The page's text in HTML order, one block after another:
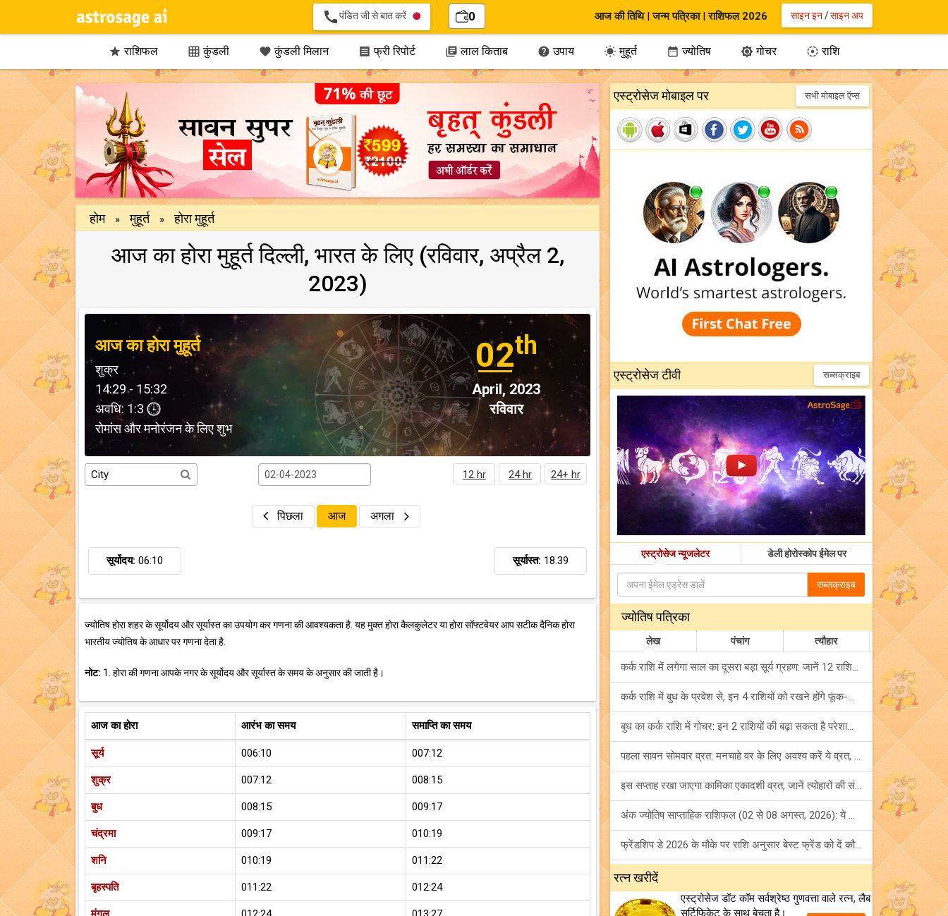
callपंडित जी से बात करें 0 आज की तिथि|जन्म पत्रिका|राशिफल 2026 साइन इन/साइन अप
 राशिफल  कुंडली  कुंडली मिलान  फ्री रिपोर्ट  लाल किताब  उपाय मुहूर्त  ज्योतिष  गोचर  राशि
होम » मुहूर्त » होरा मुहूर्त
आज का होरा मुहूर्त दिल्ली, भारत के लिए (रविवार, अप्रैल 2,
2023)
आज का होरा मुहूर्त
शुक्र
14:29 - 15:32
अवधि: 1:3
रोमांस और मनोरंजन के लिए शुभ
02th
April, 2023
रविवार
12 hr 24 hr 24+ hr
पिछला आज अगला
सूर्योदय: 06:10 सूर्यास्त: 18.39
ज्योतिष होरा शहर के सूर्योदय और सूर्यास्त का उपयोग कर गणना की आवश्यकता है. यह मुक्त होरा कैलकुलेटर या होरा सॉफ्टवेयर आप सटीक दैनिक होरा
भारतीय ज्योतिष के आधार पर गणना देता है.
नोट: 1. होरा की गणना आपके नगर के सूर्योदय और सूर्यास्त के समय के अनुसार की जाती है।
आज का होरा आरंभ का समय समाप्ति का समय
सूर्य 006:10 007:12
शुक्र 007:12 008:15
बुध 008:15 009:17
चंद्रमा 009:17 010:19
शनि 010:19 011:22
बृहस्पति 011:22 012:24
एस्ट्रोसेज मोबाइल पर सभी मोबाइल ऍप्स
एस्ट्रोसेज टीवी सब्सक्राइब
एस्ट्रोसेज न्यूजलेटर डेली होरोस्कोप ईमेल पर
सब्सक्राइब
ज्योतिष पत्रिका
लेख पंचांग त्यौहार
कर्क राशि में लगेगा साल का दूसरा बड़ा सूर्य ग्रहण: जानें 12 राशियों पर शुभ-अशुभ प्रभाव!
कर्क राशि में बुध के प्रवेश से, इन 4 राशियों को रखने होंगे फूंक-फूंक कर कदम!
बुध का कर्क राशि में गोचर: इन 2 राशियों की बढ़ा सकता है परेशानियां, हो जाएं सावधान!
पहला सावन सोमवार व्रत: मनचाहे वर के लिए अवश्य करें ये व्रत, जानें नियम एवं पूजा विधि!
इस सप्ताह रखा जाएगा कामिका एकादशी व्रत, जानें त्योहारों की संपूर्ण लिस्ट!
अंक ज्योतिष साप्ताहिक राशिफल (02 से 08 अगस्त, 2026): ये सप्ताह क्यों है खास?
फ्रेंडशिप डे 2026 के मौके पर राशि अनुसार बेस्ट फ्रेंड को दें कौन सा गिफ्ट? जानें
टैरो साप्ताहिक राशिफल (02 से 08 अगस्त, 2026): जानें 12 राशियों का विस्तृत भविष्यफल!
रत्न खरीदें
एस्ट्रोसेज डॉट कॉम सर्वश्रेष्ठ गुणवत्ता वाले रत्न, लैब
सर्टिफिकेट के साथ बेचता है।